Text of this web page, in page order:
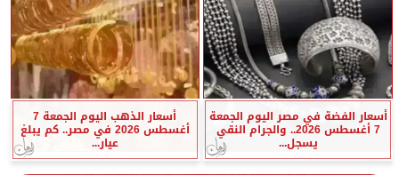
أسعار الفضة في مصر اليوم الجمعة
7 أغسطس 2026.. والجرام النقي
يسجل...
أسعار الذهب اليوم الجمعة 7
أغسطس 2026 في مصر.. كم يبلغ
عيار...